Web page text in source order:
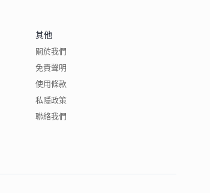
其他
關於我們
免責聲明
使用條款
私隱政策
聯絡我們